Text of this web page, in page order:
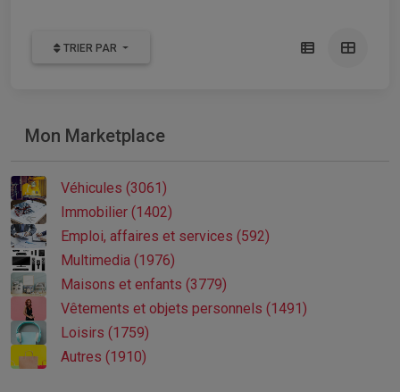
TRIER PAR
Mon Marketplace
Véhicules (3061)
Immobilier (1402)
Emploi, affaires et services (592)
Multimedia (1976)
Maisons et enfants (3779)
Vêtements et objets personnels (1491)
Loisirs (1759)
Autres (1910)